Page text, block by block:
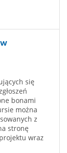
się
bonami
można
z
stronę
wraz